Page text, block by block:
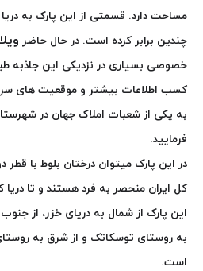
مساحت دارد. قسمتی از این پارک به
چندین برابر کرده است. در حال حاضر
خصوصی بسیاری در نزدیکی این جاذبه
کسب اطلاعات بیشتر و موقعیت های
به یکی از شعبات املاک جهان در
فرمایید.
در این پارک میتوان درختان بلوط با قطر
کل ایران منحصر به فرد هستند و تا
این پارک از شمال به دریای خزر، از
به روستای توسکاتک و از شرق به
است.